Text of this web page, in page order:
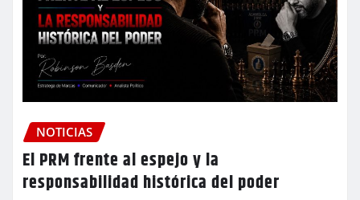
NOTICIAS
El PRM frente al espejo y la
responsabilidad histórica del poder